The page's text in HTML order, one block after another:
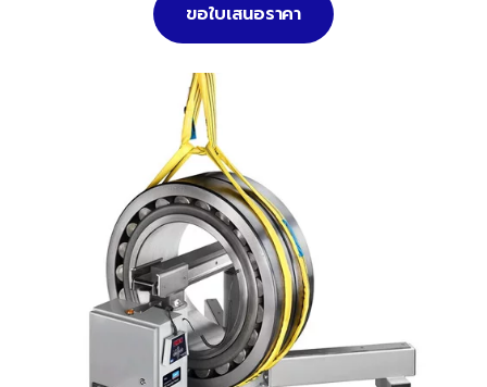
ขอใบเสนอราคา